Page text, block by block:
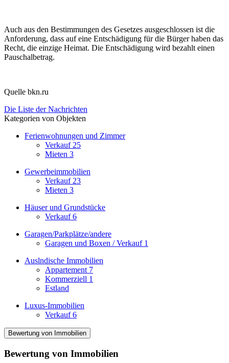
Auch aus den Bestimmungen des Gesetzes ausgeschlossen ist die
Anforderung, dass auf eine Entschädigung für die Bürger haben das
Recht, die einzige Heimat. Die Entschädigung wird bezahlt einen
Pauschalbetrag.
Quelle bkn.ru
Die Liste der Nachrichten
Kategorien von Objekten
Ferienwohnungen und Zimmer
Verkauf 25
Mieten 3
Gewerbeimmobilien
Verkauf 23
Mieten 3
Häuser und Grundstücke
Verkauf 6
Garagen/Parkplätze/andere
Garagen und Boxen / Verkauf 1
Auslndische Immobilien
Appartement 7
Kommerziell 1
Estland
Luxus-Immobilien
Verkauf 6
Bewertung von Immobilien
Bewertung von Immobilien